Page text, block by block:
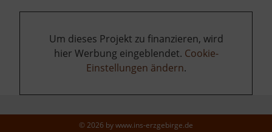
Um dieses Projekt zu finanzieren, wird
hier Werbung eingeblendet. Cookie-
Einstellungen ändern.
© 2026 bywww.ins-erzgebirge.de